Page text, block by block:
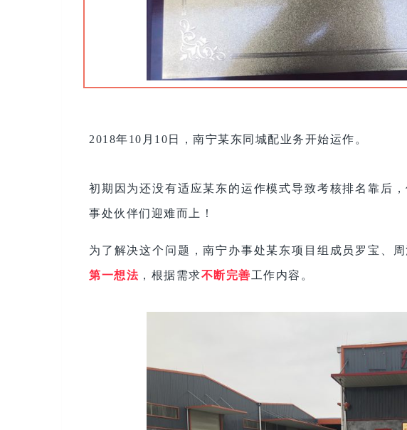
2018年10月10日，南宁某东同城配业务开始运作。
初期因为还没有适应某东的运作模式导致考核排名靠后
事处伙伴们迎难而上！
为了解决这个问题，南宁办事处某东项目组成员 罗宝、
第一想法 ，根据需求不断完善工作内容。